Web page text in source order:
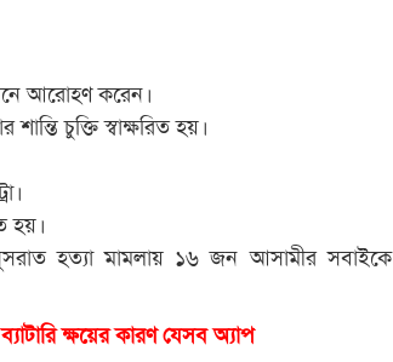
আরোহণ করেন।
চুক্তি স্বাক্ষরিত হয়।
হয়।
হত্যা মামলায় ১৬ জন আসামীর সবাইকে
ক্ষয়ের কারণ যেসব অ্যাপ